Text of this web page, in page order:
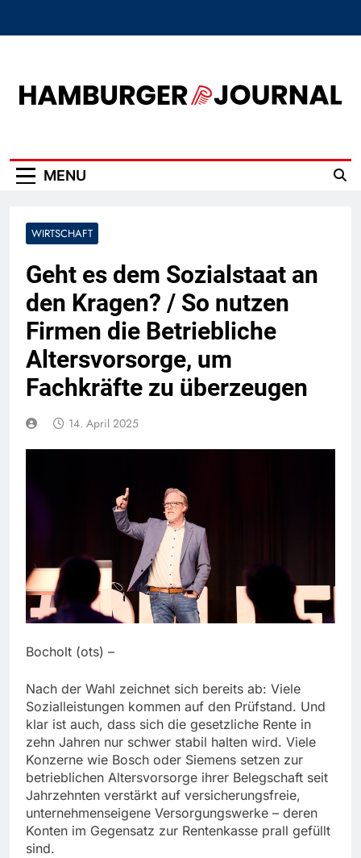
MENU
WIRTSCHAFT
Geht es dem Sozialstaat an
den Kragen? / So nutzen
Firmen die Betriebliche
Altersvorsorge, um
Fachkräfte zu überzeugen
14. April 2025
Bocholt (ots) –
Nach der Wahl zeichnet sich bereits ab: Viele
Sozialleistungen kommen auf den Prüfstand. Und
klar ist auch, dass sich die gesetzliche Rente in
zehn Jahren nur schwer stabil halten wird. Viele
Konzerne wie Bosch oder Siemens setzen zur
betrieblichen Altersvorsorge ihrer Belegschaft seit
Jahrzehnten verstärkt auf versicherungsfreie,
unternehmenseigene Versorgungswerke – deren
Konten im Gegensatz zur Rentenkasse prall gefüllt
sind.